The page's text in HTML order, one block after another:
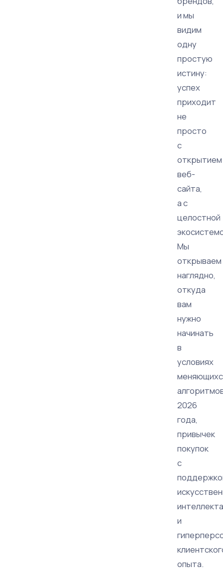
и мы
видим
одну
простую
истину:
успех
приходит
не
просто
с
открытием
веб-
сайта,
а с
целостной
Мы
открываем
наглядно,
откуда
вам
нужно
начинать
в
условиях
2026
года,
привычек
покупок
с
интеллекта
и
опыта.